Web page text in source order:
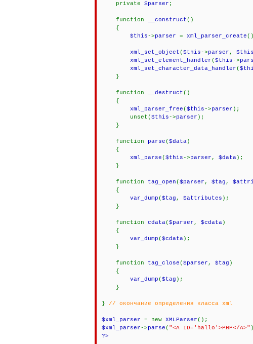
private $parser ;
function __construct()
{
$this->parser = xml_parser_create
xml_set_object($this->parser , $this
xml_set_element_handler($this->
xml_set_character_data_handler(
}
function __destruct()
{
xml_parser_free($this->parser );
unset($this->parser );
}
function parse($data)
{
xml_parse($this->parser , $data);
}
function tag_open($parser , $tag ,
{
var_dump($tag , $attributes );
}
function cdata($parser , $cdata)
{
var_dump($cdata);
}
function tag_close($parser , $tag )
{
var_dump($tag );
}
} // окончание определения класса xml
$xml_parser = new XMLParser();
$xml_parser->parse( "<A ID='hallo'>PHP</A>"
?>